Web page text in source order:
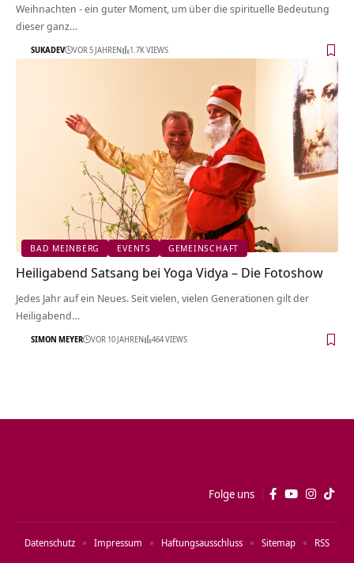
Weihnachten - ein guter Moment, um über die spirituelle Bedeutung
dieser ganz…
SUKADEV VOR 5 JAHREN 1.7K VIEWS
BAD MEINBERG EVENTS GEMEINSCHAFT
Heiligabend Satsang bei Yoga Vidya – Die Fotoshow
Jedes Jahr auf ein Neues. Seit vielen, vielen Generationen gilt der
Heiligabend…
SIMON MEYER VOR 10 JAHREN 464 VIEWS
Folge uns
Datenschutz Impressum Haftungsausschluss Sitemap RSS